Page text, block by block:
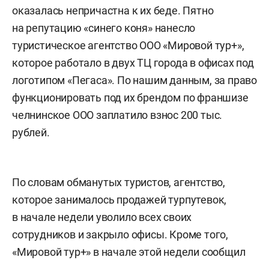
оказалась непричастна к их беде. Пятно
на репутацию «синего коня» нанесло
туристическое агентство ООО «Мировой тур+»,
которое работало в двух ТЦ города в офисах под
логотипом «Пегаса». По нашим данным, за право
функционировать под их брендом по франшизе
челнинское ООО заплатило взнос 200 тыс.
рублей.
По словам обманутых туристов, агентство,
которое занималось продажей турпутевок,
в начале недели уволило всех своих
сотрудников и закрыло офисы. Кроме того,
«Мировой тур+» в начале этой недели сообщил